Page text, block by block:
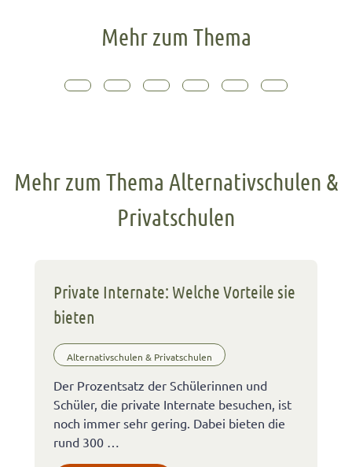
Mehr zum Thema
Mehr zum Thema Alternativschulen &
Privatschulen
Private Internate: Welche Vorteile sie
bieten
Alternativschulen & Privatschulen
Der Prozentsatz der Schülerinnen und
Schüler, die private Internate besuchen, ist
noch immer sehr gering. Dabei bieten die
rund 300 …